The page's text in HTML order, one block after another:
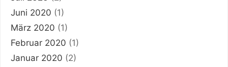
Juni 2020 (1)
März 2020 (1)
Februar 2020 (1)
Januar 2020 (2)